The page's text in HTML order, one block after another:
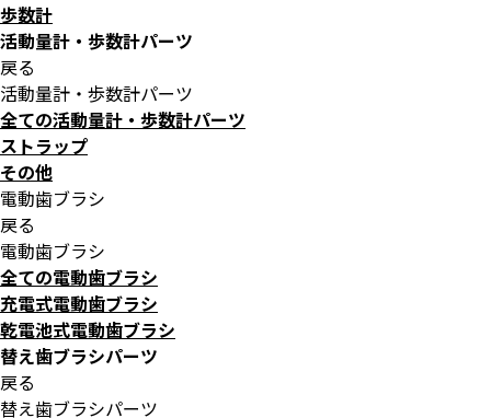
歩数計
活動量計・歩数計パーツ
戻る
活動量計・歩数計パーツ
全ての活動量計・歩数計パーツ
ストラップ
その他
電動歯ブラシ
戻る
電動歯ブラシ
全ての電動歯ブラシ
充電式電動歯ブラシ
乾電池式電動歯ブラシ
替え歯ブラシパーツ
戻る
替え歯ブラシパーツ